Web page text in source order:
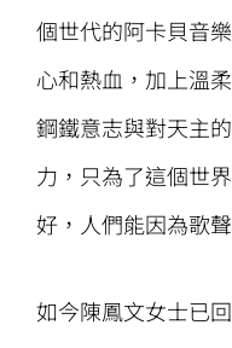
個世代的阿卡貝音
心和熱血，加上溫
鋼鐵意志與對天主
力，只為了這個世
好，人們能因為歌
如今陳鳳文女士已